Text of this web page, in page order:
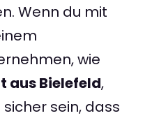
Wenn du mit
wie
aus Bielefeld,
sein, dass